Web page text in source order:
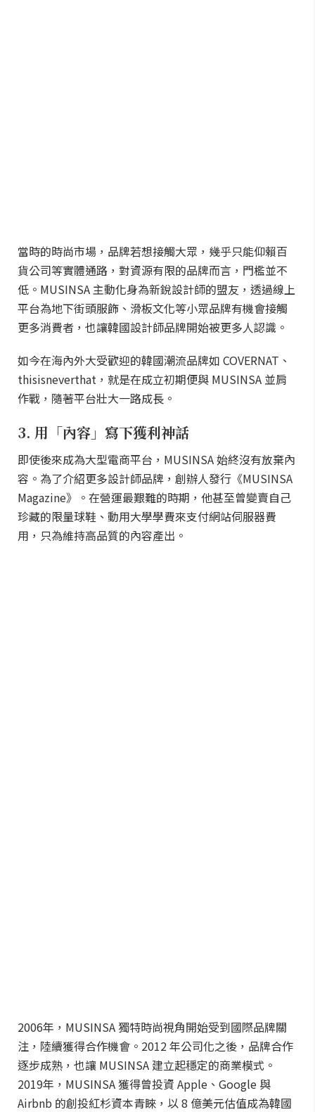
當時的時尚市場，品牌若想接觸大眾，幾乎只能仰賴百
貨公司等實體通路，對資源有限的品牌而言，門檻並不
低。MUSINSA 主動化身為新銳設計師的盟友，透過線上
平台為地下街頭服飾、滑板文化等小眾品牌有機會接觸
更多消費者，也讓韓國設計師品牌開始被更多人認識。
如今在海內外大受歡迎的韓國潮流品牌如 COVERNAT、
thisisneverthat，就是在成立初期便與 MUSINSA 並肩
作戰，隨著平台壯大一路成長。
3. 用「內容」寫下獲利神話
即使後來成為大型電商平台，MUSINSA 始終沒有放棄內
容。為了介紹更多設計師品牌，創辦人發行《MUSINSA
Magazine》。在營運最艱難的時期，他甚至曾變賣自己
珍藏的限量球鞋、動用大學學費來支付網站伺服器費
用，只為維持高品質的內容產出。
2006年，MUSINSA 獨特時尚視角開始受到國際品牌關
注，陸續獲得合作機會。2012 年公司化之後，品牌合作
逐步成熟，也讓 MUSINSA 建立起穩定的商業模式。
2019年，MUSINSA 獲得曾投資 Apple、Google 與
Airbnb 的創投紅杉資本青睞，以 8 億美元估值成為韓國